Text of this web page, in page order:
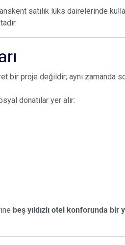
satılık lüks dairelerinde
bir proje değildir; aynı zamanda
donatılar yer alır:
beş yıldızlı otel konforunda bir